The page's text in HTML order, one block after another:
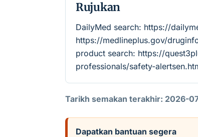
Rujukan
DailyMed search: https://
https://medlineplus.gov/
product search: https://
professionals/safety-
Tarikh semakan terakhir: 2026-
Dapatkan bantuan segera